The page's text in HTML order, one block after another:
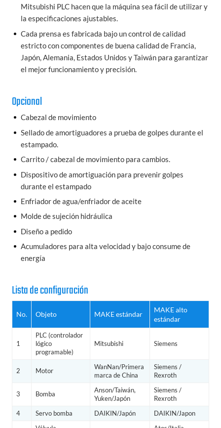
Mitsubishi PLC hacen que la máquina sea fácil de utilizar y
la especificaciones ajustables.
Cada prensa es fabricada bajo un control de calidad
estricto con componentes de buena calidad de Francia,
Japón, Alemania, Estados Unidos y Taiwán para garantizar
el mejor funcionamiento y precisión.
Opcional
Cabezal de movimiento
Sellado de amortiguadores a prueba de golpes durante el
estampado.
Carrito / cabezal de movimiento para cambios.
Dispositivo de amortiguación para prevenir golpes
durante el estampado
Enfriador de agua/enfriador de aceite
Molde de sujeción hidráulica
Diseño a pedido
Acumuladores para alta velocidad y bajo consume de
energía
Lista de configuración
No. Objeto MAKE estándar
MAKE alto
estándar
1
PLC (controlador
lógico
programable)
Mitsubishi Siemens
2 Motor
WanNan/Primera
marca de China
Siemens /
Rexroth
3 Bomba
Anson/Taiwán,
Yuken/Japón
Siemens /
Rexroth
4
Servo bomba DAIKIN/Japón DAIKIN/Japon